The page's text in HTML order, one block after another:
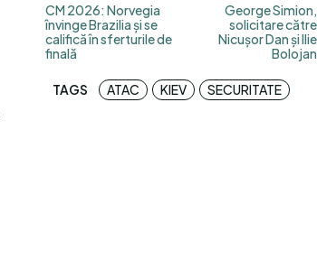
CM 2026: Norvegia
învinge Brazilia și se
califică în sferturile de
finală
George Simion,
solicitare către
Nicușor Dan și Ilie
Bolojan
TAGS ATAC KIEV SECURITATE